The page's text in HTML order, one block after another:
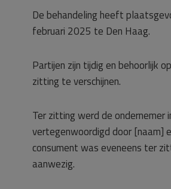
De behandeling heeft
februari 2025 te Den Haag.
Partijen zijn tijdig en behoorlijk
zitting te verschijnen.
Ter zitting werd de ondernemer
vertegenwoordigd door [naam]
consument was eveneens ter
aanwezig.